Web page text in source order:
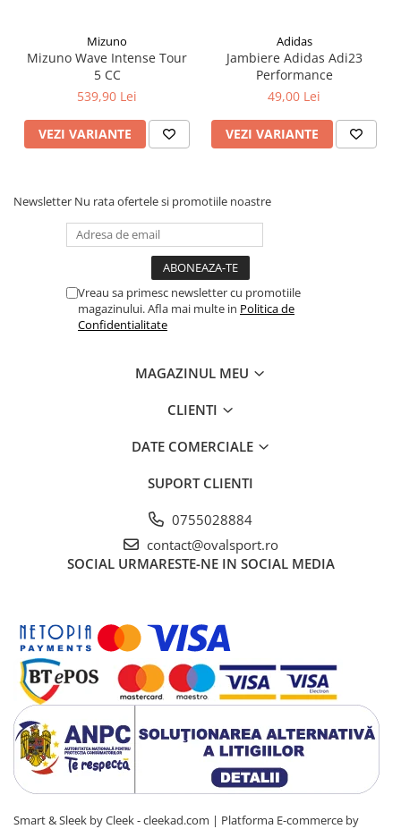
Mizuno
Mizuno Wave Intense Tour
5 CC
539,90 Lei
VEZI VARIANTE
Adidas
Jambiere Adidas Adi23
Performance
49,00 Lei
VEZI VARIANTE
Newsletter Nu rata ofertele si promotiile noastre
Vreau sa primesc newsletter cu promotiile
magazinului. Afla mai multe in Politica de
Confidentialitate
MAGAZINUL MEU
CLIENTI
DATE COMERCIALE
SUPORT CLIENTI
0755028884
contact@ovalsport.ro
SOCIAL URMARESTE-NE IN SOCIAL MEDIA
Smart & Sleek by Cleek - cleekad.com | Platforma E-commerce by